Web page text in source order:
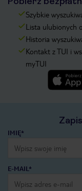
Szybkie
Lista ulubionych
Historia
Kontakt z TUI i
myTUI
IMIĘ*
E-MAIL*